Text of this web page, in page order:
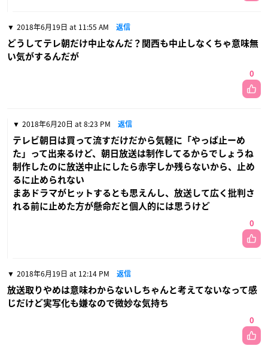
2018年6月19日 at 11:55 AM 返信
どうしてテレ朝だけ中止なんだ？関西も中止しなくちゃ意味無
い気がするんだが
0
2018年6月20日 at 8:23 PM 返信
テレビ朝日は買って流すだけだから気軽に「やっぱ止ーめ
た」って出来るけど、朝日放送は制作してるからでしょうね
制作したのに放送中止にしたら赤字しか残らないから、止め
るに止められない
まあドラマがヒットするとも思えんし、放送して広く批判さ
れる前に止めた方が懸命だと個人的には思うけど
0
2018年6月19日 at 12:14 PM 返信
放送取りやめは意味わからないしちゃんと考えてないなって感
じだけど実写化も嫌なので微妙な気持ち
0